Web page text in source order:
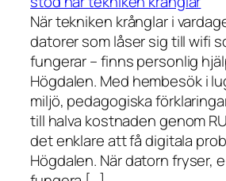
När tekniken krånglar i
datorer som låser sig till wifi
fungerar – finns personlig
Högdalen. Med hembesök i
miljö, pedagogiska
till halva kostnaden genom
det enklare att få digitala
Högdalen. När datorn fryser,